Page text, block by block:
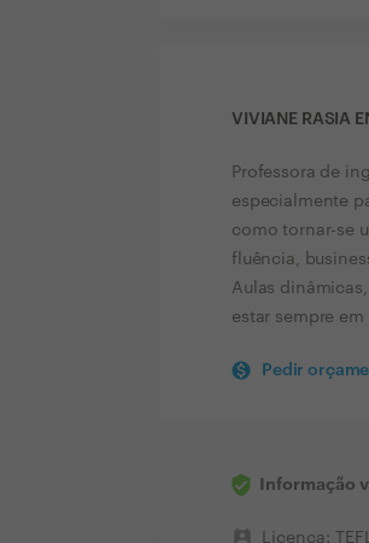
VIVIANE RASIA
Professora de
especialmente
como tornar-se
fluência,
Aulas
estar sempre
Pedir
Informação
perm_contact_calendar Licença: